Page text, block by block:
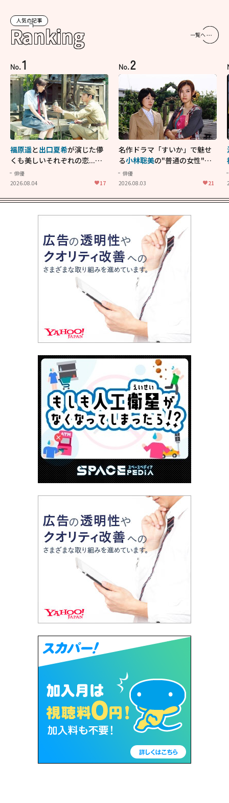
人気の記事
Ranking 一覧へ
No.1
福原遥と出口夏希が演じた儚
くも美しいそれぞれの恋...生
きることの尊さを教えてくれ
た映画「あの花が咲く丘で、
俳優
2026.08.04
17
No.2
名作ドラマ「すいか」で魅せ
る小林聡美の"普通の女性"が
大人に刺さる...映画「かもめ
食堂」にも通じる静かな芝居
俳優
2026.08.03
21